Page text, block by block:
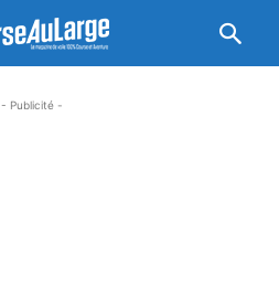
- Publicité -